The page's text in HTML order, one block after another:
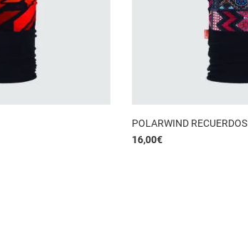
POLARWIND RECUERDOS
16,00€